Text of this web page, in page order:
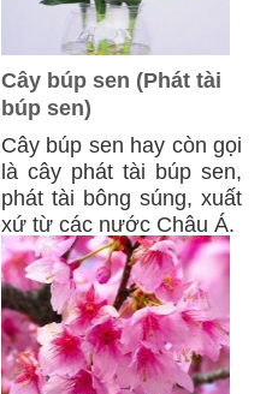
Cây búp sen (Phát tài
búp sen)
Cây búp sen hay còn gọi
là cây phát tài búp sen,
phát tài bông súng, xuất
xứ từ các nước Châu Á.